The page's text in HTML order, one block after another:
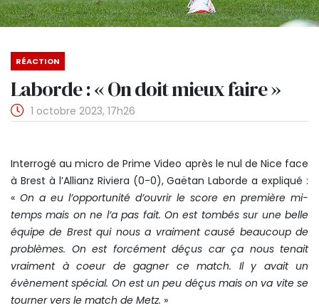
RÉACTION
Laborde : « On doit mieux faire »
1 octobre 2023, 17h26
Interrogé au micro de Prime Video après le nul de Nice face
à Brest à l’Allianz Riviera (0-0), Gaëtan Laborde a expliqué :
« On a eu l’opportunité d’ouvrir le score en première mi-
temps mais on ne l’a pas fait. On est tombés sur une belle
équipe de Brest qui nous a vraiment causé beaucoup de
problèmes. On est forcément déçus car ça nous tenait
vraiment à coeur de gagner ce match. Il y avait un
évènement spécial. On est un peu déçus mais on va vite se
tourner vers le match de Metz. »